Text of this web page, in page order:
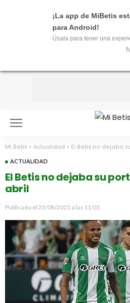
¡La app de MiBetis
para Android!
Úsala para tener una
Mi Betis > Actualidad > El Betis no dejaba
ACTUALIDAD
El Betis no dejaba su
abril
Publicado el 25/08/2025 a las 11:03